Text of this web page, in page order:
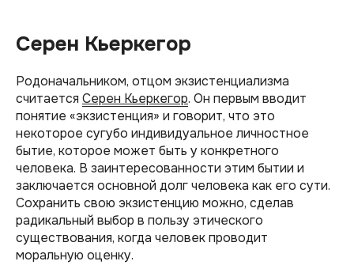
Серен Кьеркегор
Родоначальником, отцом экзистенциализма
считается Серен Кьеркегор. Он первым вводит
понятие «экзистенция» и говорит, что это
некоторое сугубо индивидуальное личностное
бытие, которое может быть у конкретного
человека. В заинтересованности этим бытии и
заключается основной долг человека как его сути.
Сохранить свою экзистенцию можно, сделав
радикальный выбор в пользу этического
существования, когда человек проводит
моральную оценку.